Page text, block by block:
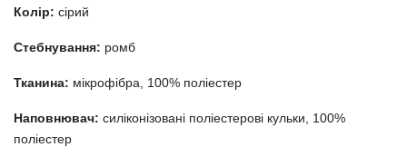
Колір: сірий
Стебнування: ромб
Тканина: мікрофібра, 100% поліестер
Наповнювач: силіконізовані поліестерові кульки, 100%
поліестер